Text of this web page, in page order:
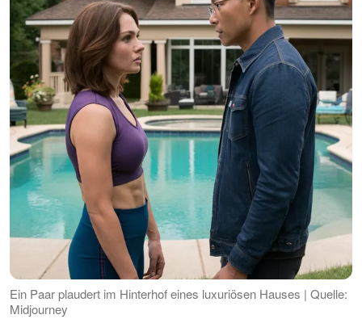
Ein Paar plaudert im Hinterhof eines luxuriösen Hauses | Quelle:
Midjourney